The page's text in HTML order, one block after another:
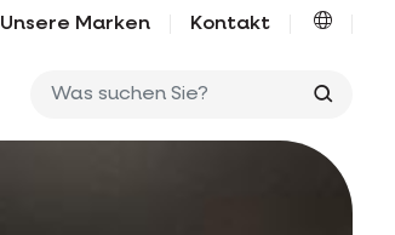
Unsere Marken Kontakt